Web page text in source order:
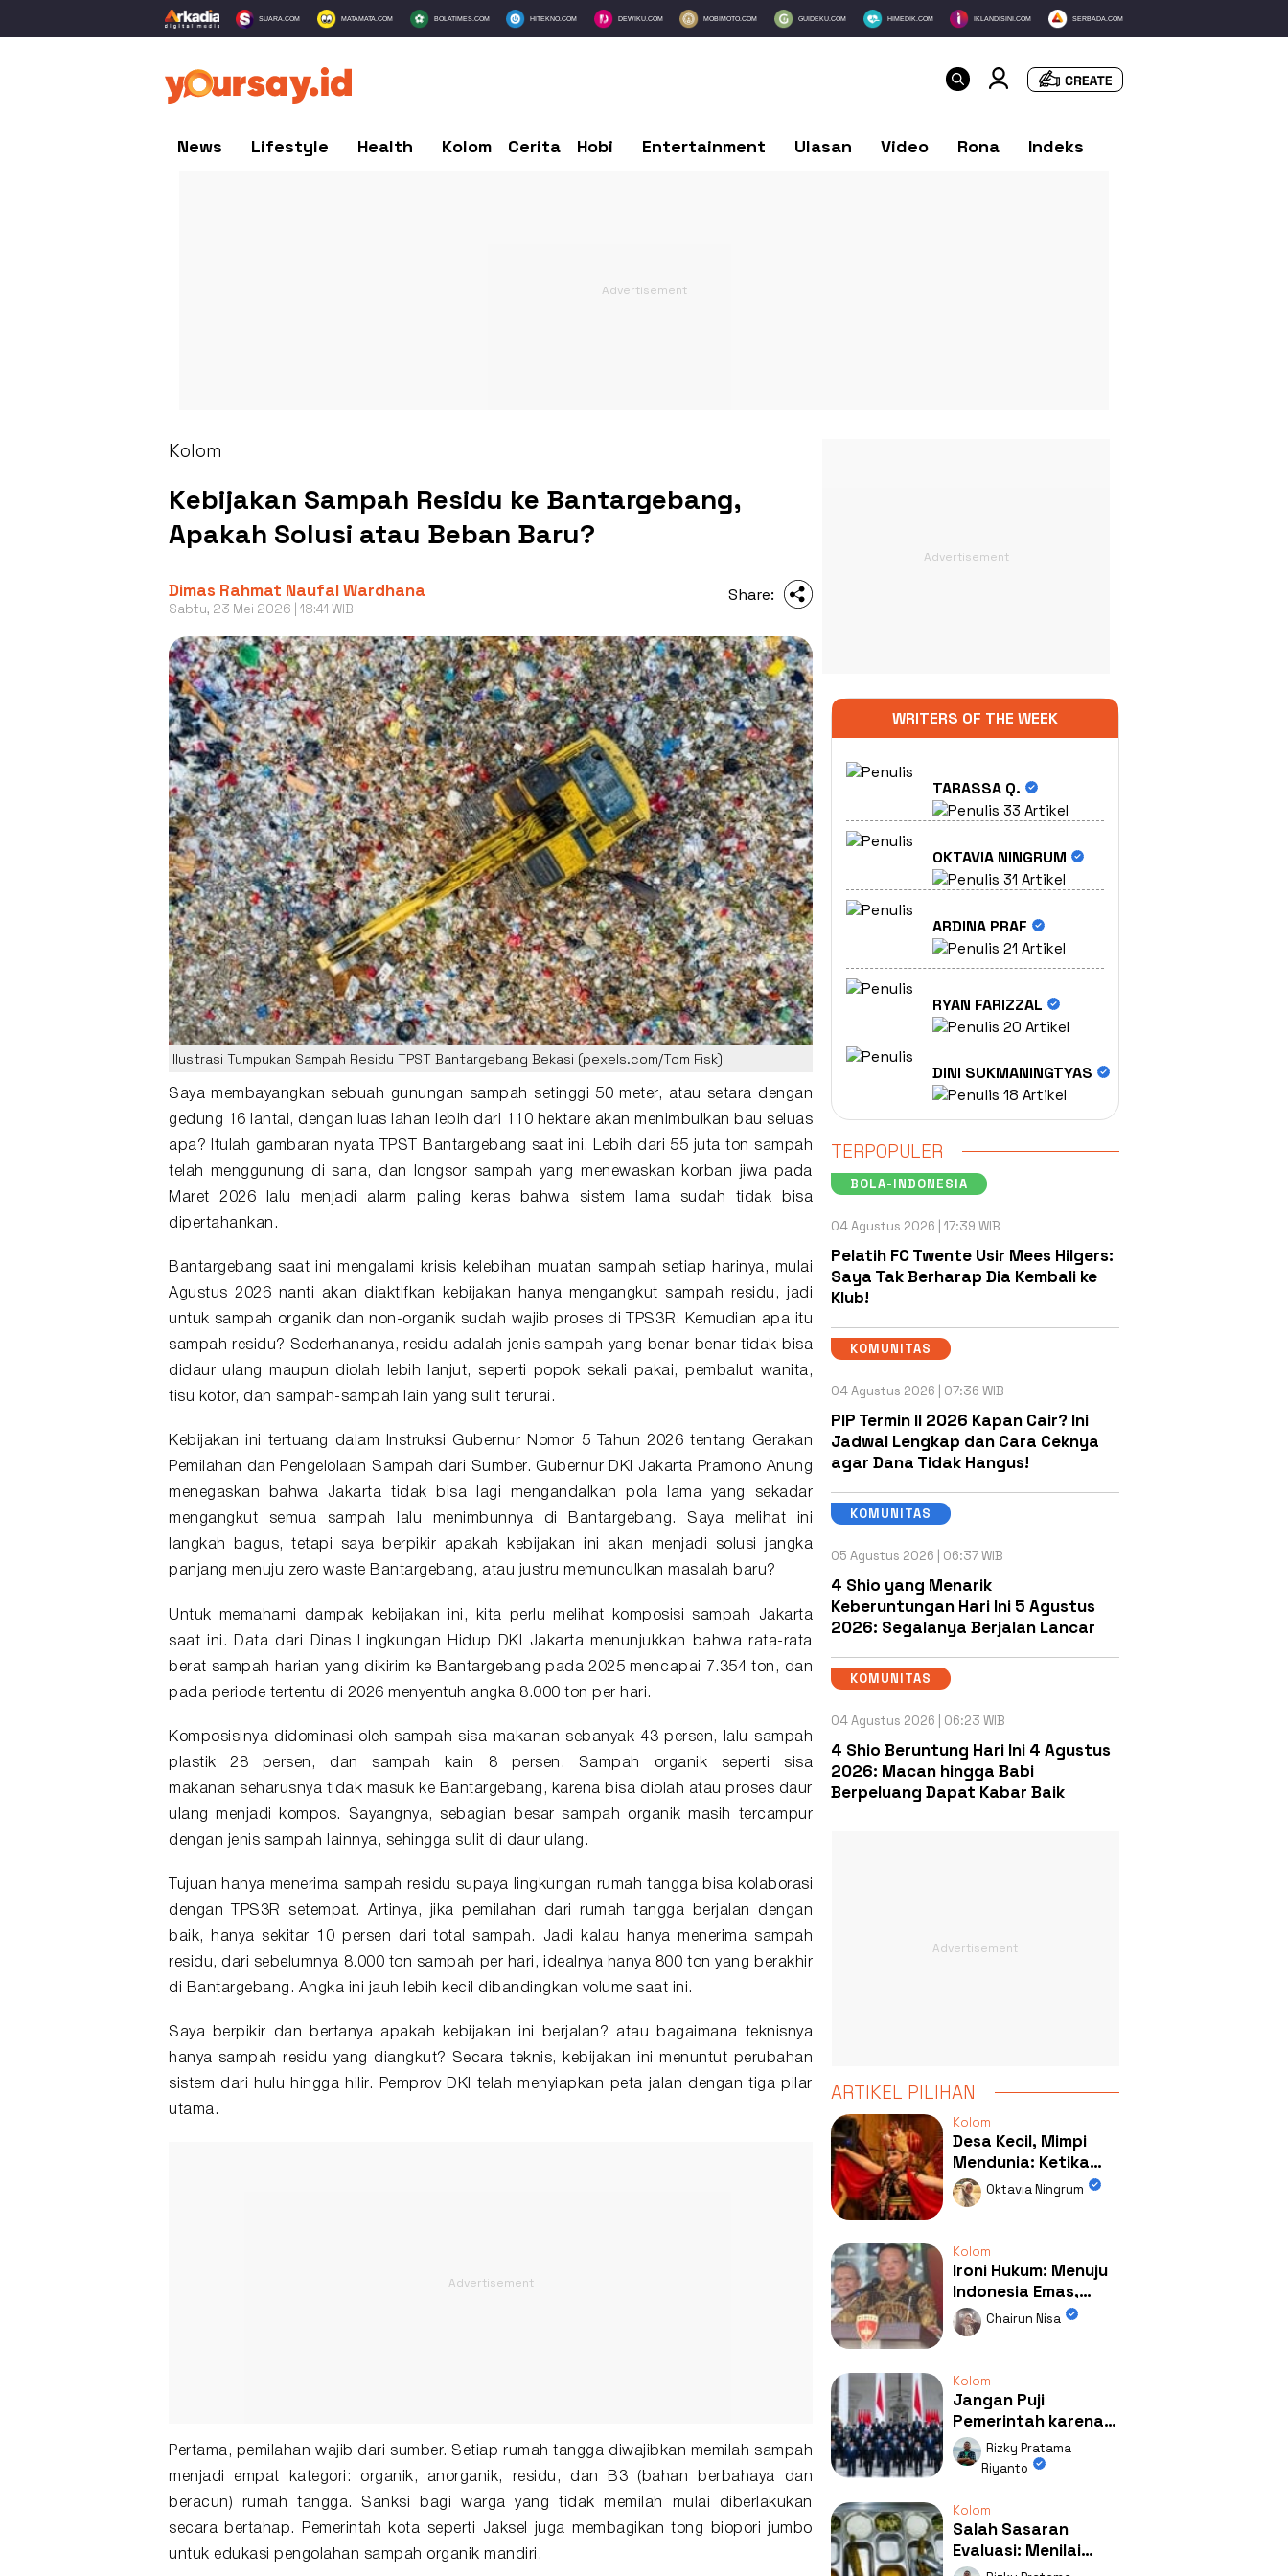
SUARA.COM MATAMATA.COM BOLATIMES.COM HITEKNO.COM DEWIKU.COM MOBIMOTO.COM GUIDEKU.COM HIMEDIK.COM IKLANDISINI.COM SERBADA.COM
News Lifestyle Health Kolom Cerita Hobi Entertainment Ulasan Video Rona Indeks
Kolom
Kebijakan Sampah Residu ke Bantargebang,
Apakah Solusi atau Beban Baru?
Dimas Rahmat Naufal Wardhana
Sabtu, 23 Mei 2026 | 18:41 WIB
Share:
Ilustrasi Tumpukan Sampah Residu TPST Bantargebang Bekasi (pexels.com/Tom Fisk)
Saya membayangkan sebuah gunungan sampah
setinggi 50 meter, atau setara dengan
gedung 16 lantai, dengan luas lahan lebih dari 110 hektare akan menimbulkan bau seluas
apa? Itulah gambaran nyata
TPST Bantargebang
saat ini. Lebih dari 55 juta ton sampah
telah menggunung di sana, dan longsor sampah yang menewaskan korban jiwa pada
Maret 2026 lalu menjadi alarm paling keras bahwa sistem lama sudah tidak bisa
dipertahankan.
Bantargebang
saat ini mengalami krisis kelebihan muatan sampah setiap harinya, mulai
Agustus 2026 nanti akan diaktifkan kebijakan hanya mengangkut sampah residu , jadi
untuk sampah organik dan non-organik sudah wajib proses di TPS3R. Kemudian apa itu
sampah residu? Sederhananya, residu adalah jenis sampah yang benar-benar tidak bisa
didaur ulang maupun diolah lebih lanjut, seperti popok sekali pakai, pembalut wanita,
tisu kotor, dan sampah-sampah lain yang sulit terurai.
Kebijakan ini tertuang dalam Instruksi Gubernur Nomor 5 Tahun 2026 tentang Gerakan
Pemilahan dan Pengelolaan Sampah dari Sumber. Gubernur DKI Jakarta Pramono Anung
menegaskan bahwa Jakarta tidak bisa lagi mengandalkan pola lama yang sekadar
mengangkut semua sampah lalu menimbunnya di Bantargebang. Saya melihat ini
langkah bagus, tetapi saya berpikir apakah kebijakan ini akan menjadi solusi jangka
panjang menuju zero waste Bantargebang, atau justru memunculkan masalah baru?
Untuk memahami dampak kebijakan ini, kita perlu melihat komposisi sampah Jakarta
saat ini. Data dari Dinas Lingkungan Hidup DKI Jakarta menunjukkan bahwa rata-rata
berat sampah harian yang dikirim ke Bantargebang pada 2025 mencapai 7.354 ton, dan
pada periode tertentu di 2026 menyentuh angka 8.000 ton per hari.
Komposisinya didominasi oleh sampah sisa makanan sebanyak 43 persen, lalu sampah
plastik 28 persen, dan sampah kain 8 persen. Sampah organik seperti sisa
makanan seharusnya tidak masuk ke Bantargebang, karena bisa diolah atau proses daur
ulang menjadi kompos. Sayangnya, sebagian besar sampah organik masih tercampur
dengan jenis sampah lainnya, sehingga sulit di daur ulang.
Tujuan hanya menerima sampah residu supaya lingkungan rumah tangga bisa kolaborasi
dengan TPS3R setempat. Artinya, jika pemilahan dari rumah tangga berjalan dengan
baik, hanya sekitar 10 persen dari total sampah. Jadi kalau hanya menerima sampah
residu, dari sebelumnya 8.000 ton sampah per hari, idealnya hanya 800 ton yang berakhir
di Bantargebang. Angka ini jauh lebih kecil dibandingkan volume saat ini.
Saya berpikir dan bertanya apakah kebijakan ini berjalan? atau bagaimana teknisnya
hanya sampah residu yang diangkut? Secara teknis, kebijakan ini menuntut perubahan
sistem dari hulu hingga hilir. Pemprov DKI telah menyiapkan peta jalan dengan tiga pilar
utama.
Pertama, pemilahan wajib dari sumber. Setiap rumah tangga diwajibkan memilah sampah
menjadi empat kategori: organik, anorganik, residu, dan B3 (bahan berbahaya dan
beracun) rumah tangga. Sanksi bagi warga yang tidak memilah mulai diberlakukan
secara bertahap. Pemerintah kota seperti Jaksel juga membagikan tong biopori jumbo
untuk edukasi pengolahan sampah organik mandiri.
WRITERS OF THE WEEK
TARASSA Q.
33 Artikel
OKTAVIA NINGRUM
31 Artikel
ARDINA PRAF
21 Artikel
RYAN FARIZZAL
20 Artikel
DINI SUKMANINGTYAS
18 Artikel
TERPOPULER
BOLA-INDONESIA
04 Agustus 2026 | 17:39 WIB
Pelatih FC Twente Usir Mees Hilgers:
Saya Tak Berharap Dia Kembali ke
Klub!
KOMUNITAS
04 Agustus 2026 | 07:36 WIB
PIP Termin II 2026 Kapan Cair? Ini
Jadwal Lengkap dan Cara Ceknya
agar Dana Tidak Hangus!
KOMUNITAS
05 Agustus 2026 | 06:37 WIB
4 Shio yang Menarik
Keberuntungan Hari Ini 5 Agustus
2026: Segalanya Berjalan Lancar
KOMUNITAS
04 Agustus 2026 | 06:23 WIB
4 Shio Beruntung Hari Ini 4 Agustus
2026: Macan hingga Babi
Berpeluang Dapat Kabar Baik
ARTIKEL PILIHAN
Kolom
Desa Kecil, Mimpi
Mendunia: Ketika
Kolaborasi
Mengubah Wajah
Oktavia Ningrum
Kolom
Ironi Hukum: Menuju
Indonesia Emas,
Ternyata Emasnya
Ada di Rumah Febrie!
Chairun Nisa
Kolom
Jangan Puji
Pemerintah karena
Kerja: Mengapa
Publik Begitu Mudah
Rizky Pratama
Riyanto
Kolom
Salah Sasaran
Evaluasi: Menilai
Program MBG Lewat